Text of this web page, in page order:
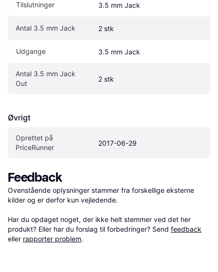
Tilslutninger 3.5 mm Jack
Antal 3.5 mm Jack 2 stk
Udgange 3.5 mm Jack
Antal 3.5 mm Jack
Out
2 stk
Øvrigt
Oprettet på
PriceRunner
2017-06-29
Feedback
Ovenstående oplysninger stammer fra forskellige eksterne
kilder og er derfor kun vejledende.
Har du opdaget noget, der ikke helt stemmer ved det her
produkt? Eller har du forslag til forbedringer? Send feedback
eller rapporter problem.